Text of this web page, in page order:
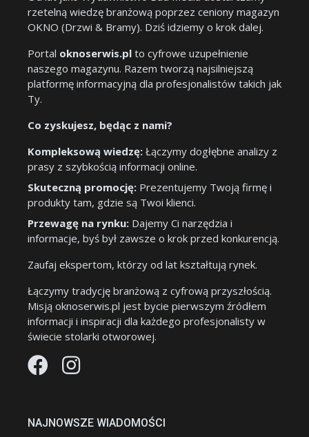
rzetelną wiedzę branżową poprzez ceniony magazyn
OKNO (Drzwi & Bramy). Dziś idziemy o krok dalej.
Portal oknoserwis.pl to cyfrowe uzupełnienie
naszego magazynu. Razem tworzą najsilniejszą
platformę informacyjną dla profesjonalistów takich jak
Ty.
Co zyskujesz, będąc z nami?
Kompleksową wiedzę: Łączymy dogłębne analizy z
prasy z szybkością informacji online.
Skuteczną promocję: Prezentujemy Twoją firmę i
produkty tam, gdzie są Twoi klienci.
Przewagę na rynku: Dajemy Ci narzędzia i
informacje, byś był zawsze o krok przed konkurencją.
Zaufaj ekspertom, którzy od lat kształtują rynek.
Łączymy tradycję branżową z cyfrową przyszłością.
Misją oknoserwis.pl jest bycie pierwszym źródłem
informacji i inspiracji dla każdego profesjonalisty w
świecie stolarki otworowej.
NAJNOWSZE WIADOMOŚCI